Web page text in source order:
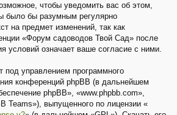
чтобы уведомить вас об этом,
было бы разумным регулярно
на предмет изменений, так как
«Форум садоводов Твой Сад» после
условий означает ваше согласие с ними.
управлением программного
конференций phpBB (в дальнейшем
phpBB», «www.phpbb.com»,
Teams»), выпущенного по лицензии «